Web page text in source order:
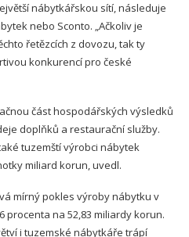
nábytkářskou sítí, následuje
nebo Sconto. „Ačkoliv je
řetězcích z dovozu, tak ty
konkurencí pro české
část hospodářských výsledků
doplňků a restaurační služby.
tuzemští výrobci nábytek
miliard korun, uvedl.
mírný pokles výroby nábytku v
procenta na 52,83 miliardy korun.
i tuzemské nábytkáře trápí